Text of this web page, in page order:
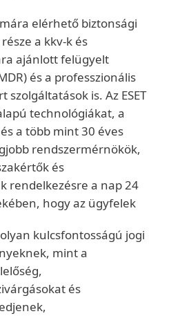
elérhető biztonsági
a kkv-k és
ajánlott felügyelt
és a professzionális
szolgáltatások is. Az ESET
technológiákat, a
a több mint 30 éves
rendszermérnökök,
és
rendelkezésre a nap 24
hogy az ügyfelek
kulcsfontosságú jogi
mint a
és